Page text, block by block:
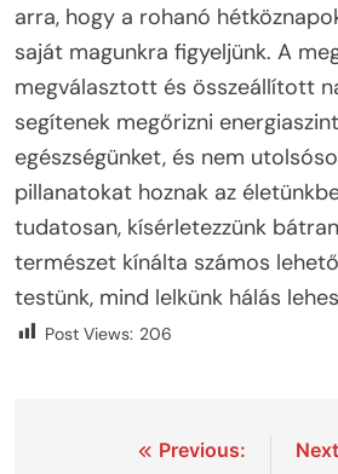
arra, hogy a rohanó
saját magunkra figyeljünk. A
megválasztott és összeállított
segítenek megőrizni
egészségünket, és nem
pillanatokat hoznak az
tudatosan, kísérletezzünk
természet kínálta számos
testünk, mind lelkünk hálás
Post Views: 206
BejegyzésPrevious: